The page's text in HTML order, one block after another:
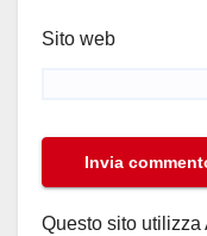
Sito web
Questo sito utilizza